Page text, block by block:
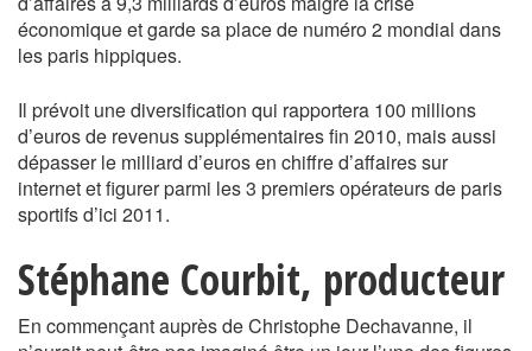
économique et garde sa place de numéro 2 mondial dans
les paris hippiques.
Il prévoit une diversification qui rapportera 100 millions
d’euros de revenus supplémentaires fin 2010, mais aussi
dépasser le milliard d’euros en chiffre d’affaires sur
internet et figurer parmi les 3 premiers opérateurs de paris
sportifs d’ici 2011.
Stéphane Courbit, producteur
En commençant auprès de Christophe Dechavanne, il